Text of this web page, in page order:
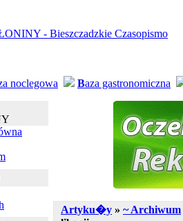
noclegowa Baza gastronomiczna
Artyku�y » ~ Archiwum